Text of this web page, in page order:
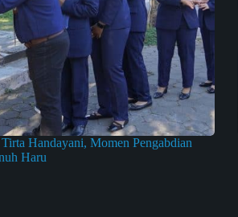
Handayani, Momen Pengabdian
Haru